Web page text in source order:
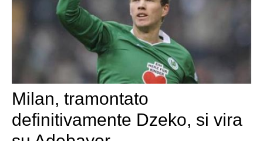
Milan, tramontato
definitivamente Dzeko, si vira